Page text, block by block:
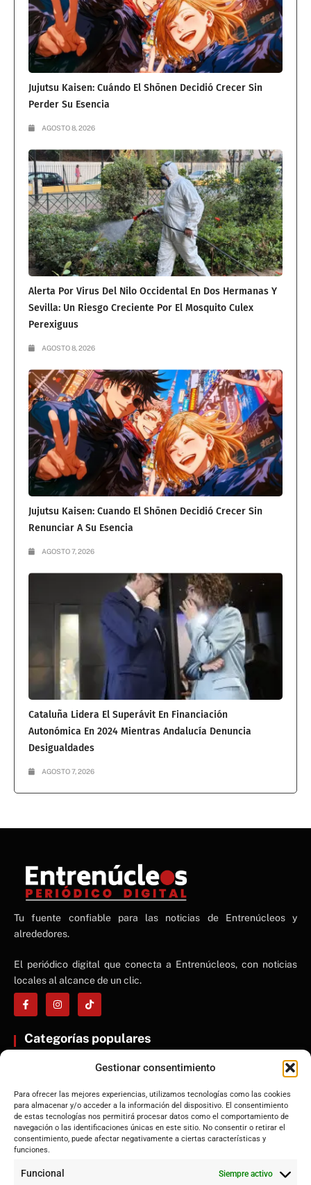
Gestionar consentimiento
Para ofrecer las mejores experiencias, utilizamos tecnologías como las cookies
para almacenar y/o acceder a la información del dispositivo. El consentimiento
de estas tecnologías nos permitirá procesar datos como el comportamiento de
navegación o las identificaciones únicas en este sitio. No consentir o retirar el
consentimiento, puede afectar negativamente a ciertas características y
funciones.
Funcional Siempre activo
Jujutsu Kaisen: Cuándo El Shōnen Decidió Crecer Sin
Perder Su Esencia
AGOSTO 8, 2026
Alerta Por Virus Del Nilo Occidental En Dos Hermanas Y
Sevilla: Un Riesgo Creciente Por El Mosquito Culex
Perexiguus
AGOSTO 8, 2026
Jujutsu Kaisen: Cuando El Shōnen Decidió Crecer Sin
Renunciar A Su Esencia
AGOSTO 7, 2026
Cataluña Lidera El Superávit En Financiación
Autonómica En 2024 Mientras Andalucía Denuncia
Desigualdades
AGOSTO 7, 2026
NE
NEWS ELEMENTOR
Tu fuente confiable para las noticias de Entrenúcleos y
alrededores.
El periódico digital que conecta a Entrenúcleos, con noticias
locales al alcance de un clic.
Categorías populares
Sevilla
Andalucía
Internacional
Tecnología
Cultura y ocio